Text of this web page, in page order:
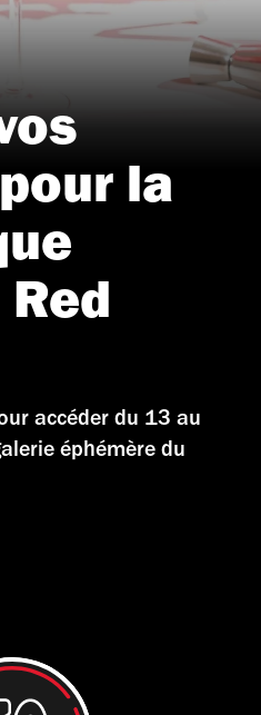
la
accéder du 13 au
éphémère du